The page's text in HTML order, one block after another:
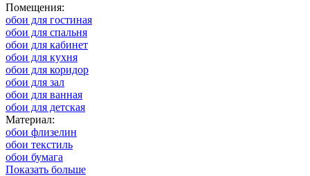
Помещения:
обои для гостиная
обои для спальня
обои для кабинет
обои для кухня
обои для коридор
обои для зал
обои для ванная
обои для детская
Материал:
обои флизелин
обои текстиль
обои бумага
Показать больше